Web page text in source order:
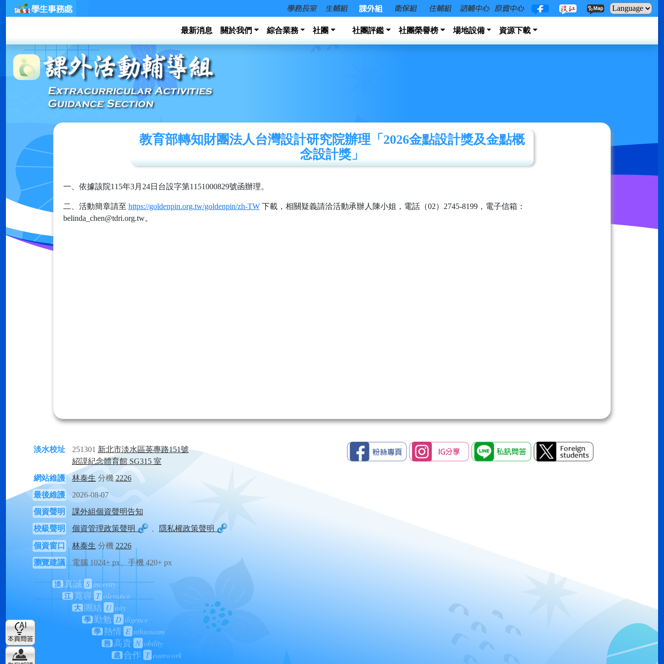
最新消息 關於我們 綜合業務 社團 社團評鑑 社團榮譽榜 場地設備 資源下載
教育部轉知財團法人台灣設計研究院辦理「2026金點設計獎及金點概
念設計獎」
一、依據該院115年3月24日台設字第1151000829號函辦理。
二、活動簡章請至 https://goldenpin.org.tw/goldenpin/zh-TW下載，相關疑義請洽活動承辦人陳小姐，電話（02）2745-8199，電子信箱：
belinda_chen@tdri.org.tw。
淡水校址 251301 新北市淡水區英專路151號
紹謨紀念體育館 SG315 室
網站維護
林泰生 分機 2226
最後維護
2026-08-07
個資聲明
課外組個資聲明告知
校級聲明
個資管理政策聲明 隱私權政策聲明
個資窗口 林泰生 分機 2226
瀏覽建議
電腦 1024+ px、手機 420+ px
淡 真誠 S incerity
江 寬容 T olerance
大 團結 U nity
學 勤勉 D iligence
學 熱情 E nthusiasm
務 高貴 N obility
處 合作 T eamwork